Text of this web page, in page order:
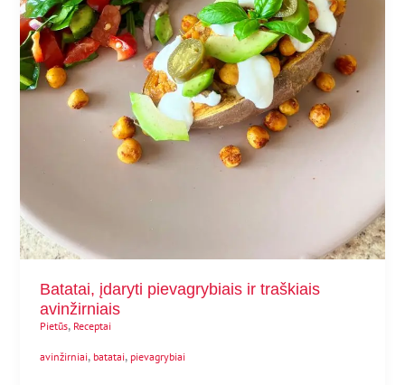
Batatai, įdaryti pievagrybiais ir traškiais
avinžirniais
Pietūs, Receptai
avinžirniai, batatai, pievagrybiai